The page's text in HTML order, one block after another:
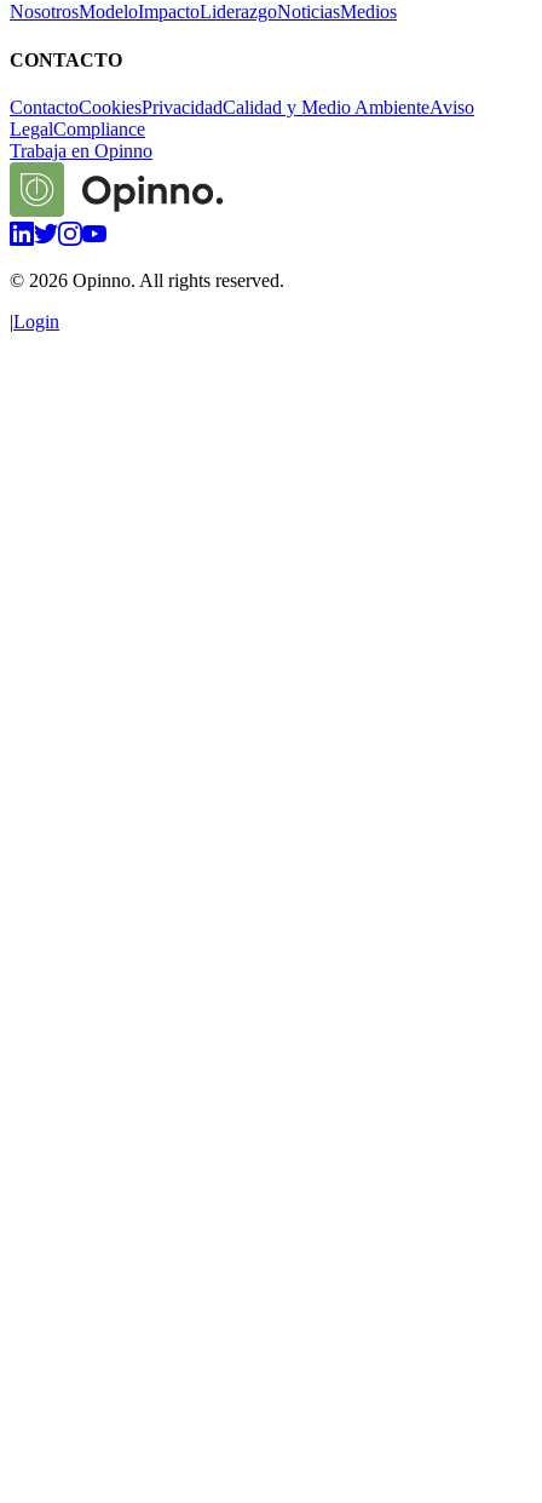
NosotrosModeloImpactoLiderazgoNoticiasMedios
CONTACTO
ContactoCookiesPrivacidadCalidad y Medio AmbienteAviso
LegalCompliance
Trabaja en Opinno
© 2026 Opinno. All rights reserved.
|Login